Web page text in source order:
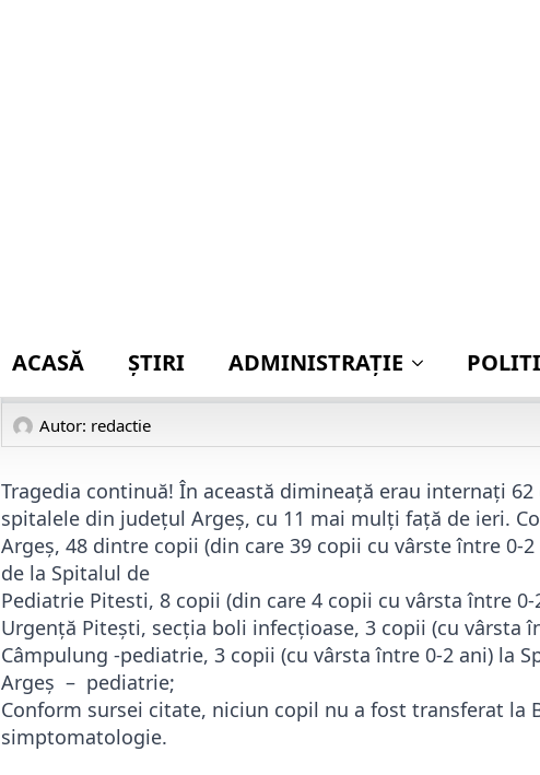
Autor: redactie
Tragedia continuă! În această dimineață erau internați
spitalele din județul Argeș, cu 11 mai mulți față de ieri.
Argeș, 48 dintre copii (din care 39 copii cu vârste între 0-
de la Spitalul de
Pediatrie Pitesti, 8 copii (din care 4 copii cu vârsta între
Urgență Pitești, secția boli infecțioase, 3 copii (cu vârsta
Câmpulung -pediatrie, 3 copii (cu vârsta între 0-2 ani) la
Argeș – pediatrie;
Conform sursei citate, niciun copil nu a fost transferat la
simptomatologie.